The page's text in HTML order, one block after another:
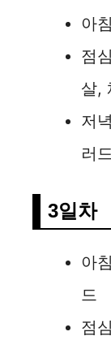
아
점
살,
저
러
3일차
아
드
점